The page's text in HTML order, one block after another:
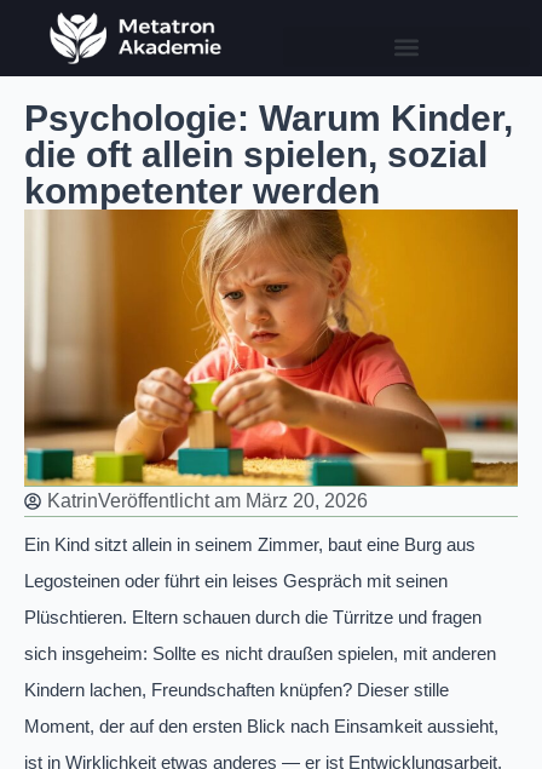
Psychologie: Warum Kinder,
die oft allein spielen, sozial
kompetenter werden
KatrinVeröffentlicht am März 20, 2026
Ein Kind sitzt allein in seinem Zimmer, baut eine Burg aus
Legosteinen oder führt ein leises Gespräch mit seinen
Plüschtieren. Eltern schauen durch die Türritze und fragen
sich insgeheim: Sollte es nicht draußen spielen, mit anderen
Kindern lachen, Freundschaften knüpfen? Dieser stille
Moment, der auf den ersten Blick nach Einsamkeit aussieht,
ist in Wirklichkeit etwas anderes — er ist Entwicklungsarbeit.